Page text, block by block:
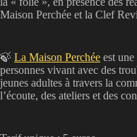
Maison Perchée et la Clef
🍃 La Maison Perchée est
personnes vivant avec des
jeunes adultes à travers la
l’écoute, des ateliers et des